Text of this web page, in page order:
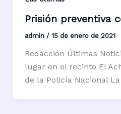
Prisión preventiva
admin / 15 de enero de 2021
Redacción Últimas
lugar en el recinto El
de la Policía Nacional